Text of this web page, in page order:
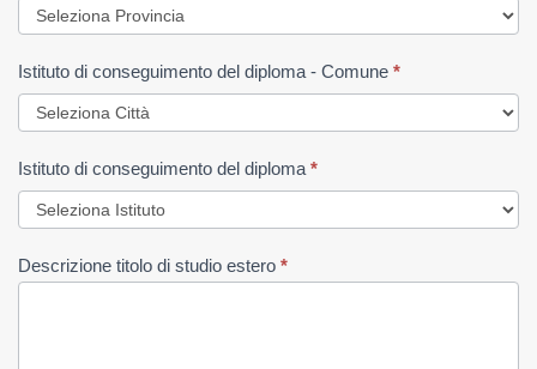
Istituto di conseguimento del diploma - Comune *
Istituto di conseguimento del diploma *
Descrizione titolo di studio estero *